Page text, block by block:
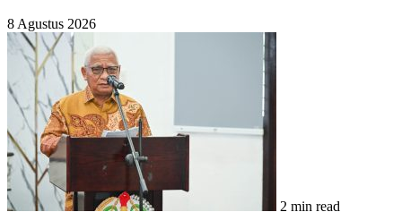
8 Agustus 2026
2 min read